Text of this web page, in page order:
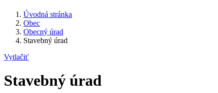
Úvodná stránka
Obec
Obecný úrad
Stavebný úrad
Vytlačiť
Stavebný úrad